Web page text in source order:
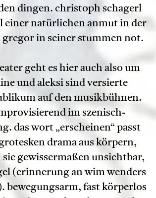
dingen. christoph schagerl
einer natürlichen anmut in der
gregor in seiner stummen not.
geht es hier auch also um
und aleksi sind versierte
auf den musikbühnen.
im szenisch-
das wort „erscheinen“ passt
drama aus körpern,
gewissermaßen unsichtbar,
(erinnerung an wim wenders
bewegungsarm, fast körperlos